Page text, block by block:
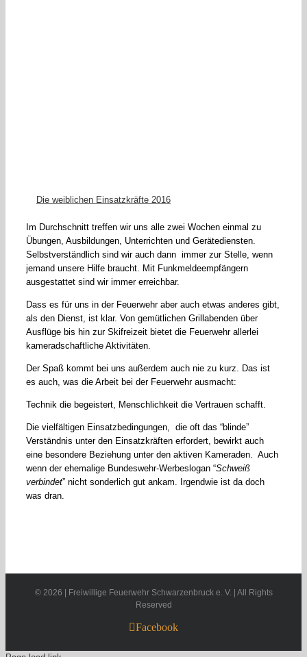
Die weiblichen Einsatzkräfte 2016
Im Durchschnitt treffen wir uns alle zwei Wochen einmal zu
Übungen, Ausbildungen, Unterrichten und Gerätediensten.
Selbstverständlich sind wir auch dann immer zur Stelle, wenn
jemand unsere Hilfe braucht. Mit Funkmeldeempfängern
ausgestattet sind wir immer erreichbar.
Dass es für uns in der Feuerwehr aber auch etwas anderes gibt,
als den Dienst, ist klar. Von gemütlichen Grillabenden über
Ausflüge bis hin zur Skifreizeit bietet die Feuerwehr allerlei
kameradschaftliche Aktivitäten.
Der Spaß kommt bei uns außerdem auch nie zu kurz. Das ist
es auch, was die Arbeit bei der Feuerwehr ausmacht:
Technik die begeistert, Menschlichkeit die Vertrauen schafft.
Die vielfältigen Einsatzbedingungen, die oft das “blinde”
Verständnis unter den Einsatzkräften erfordert, bewirkt auch
eine besondere Beziehung unter den aktiven Kameraden. Auch
wenn der ehemalige Bundeswehr-Werbeslogan “Schweiß
verbindet” nicht sonderlich gut ankam. Irgendwie ist da doch
was dran.
© 2026 | Freiwillige Feuerwehr Schwarzenbruck e. V. | All Rights
Reserved
Facebook